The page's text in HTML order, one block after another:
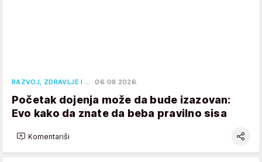
RAZVOJ, ZDRAVLJE I … 06.08.2026.
Početak dojenja može da bude izazovan:
Evo kako da znate da beba pravilno sisa
Komentariši